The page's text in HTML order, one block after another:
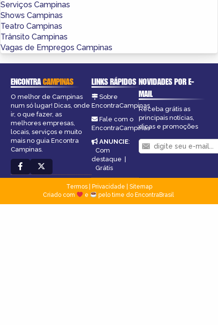
Serviços Campinas
Shows Campinas
Teatro Campinas
Trânsito Campinas
Vagas de Empregos Campinas
ENCONTRACAMPINAS
O melhor de Campinas
num só lugar! Dicas, onde
ir, o que fazer, as
melhores empresas,
locais, serviços e muito
mais no guia Encontra
Campinas.
LINKS RÁPIDOS
Sobre
EncontraCampinas
Fale com o
EncontraCampinas
ANUNCIE:
Com
destaque
Grátis
NOVIDADES POR E-
MAIL
Receba grátis as
principais notícias,
dicas e promoções
Termos| Privacidade
Sitemap
Criado com
e pelo time do EncontraBrasil